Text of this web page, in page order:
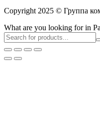
Copyright 2025 © Группа
What are you looking for in